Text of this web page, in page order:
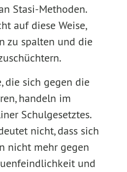
Stasi-Methoden.
auf diese Weise,
zu spalten und die
die sich gegen die
handeln im
Schulgesetztes.
nicht, dass sich
nicht mehr gegen
und